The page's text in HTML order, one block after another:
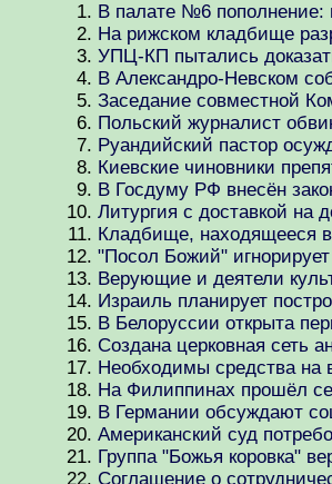
В палате №6 пополнение:
На рижском кладбище
УПЦ-КП пытались
В Александро-Невском
Заседание совместной
Польский журналист
Руандийский пастор
Киевские чиновники
В Госдуму РФ внесён
Литургия с доставкой на
Кладбище, находящееся в
"Посол Божий"
Верующие и деятели
Израиль планирует
В Белоруссии открыта
Создана церковная сеть
Необходимы средства на
На Филиппинах прошёл
В Германии обсуждают
Американский суд
Группа "Божья коровка"
Соглашение о